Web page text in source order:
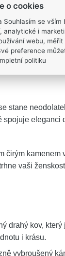
51,
stane
eleganci
čirým
vaši
drahý kov,
i krásu.
vybroušený
o cookies
Souhlasím se
analytické i
webu,
preference
politiku